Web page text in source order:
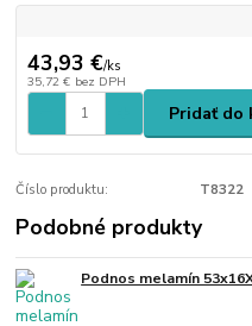
43,93 €/ks
35,72 € bez DPH
Pridať do
Číslo produktu: T8322
Podobné produkty
Podnos melamín